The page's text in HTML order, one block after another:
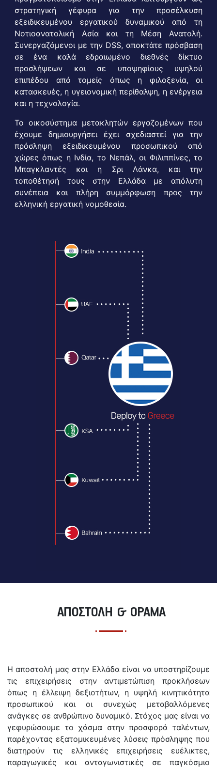
στρατηγική γέφυρα για την προσέλκυση
εξειδικευμένου εργατικού δυναμικού από τη
Νοτιοανατολική Ασία και τη Μέση Ανατολή.
Συνεργαζόμενοι με την DSS, αποκτάτε πρόσβαση
σε ένα καλά εδραιωμένο διεθνές δίκτυο
προσλήψεων και σε υποψηφίους υψηλού
επιπέδου από τομείς όπως η φιλοξενία, οι
κατασκευές, η υγειονομική περίθαλψη, η ενέργεια
και η τεχνολογία.
Το οικοσύστημα μετακλητών εργαζομένων που
έχουμε δημιουργήσει έχει σχεδιαστεί για την
πρόσληψη εξειδικευμένου προσωπικού από
χώρες όπως η Ινδία, το Νεπάλ, οι Φιλιππίνες, το
Μπαγκλαντές και η Σρι Λάνκα, και την
τοποθέτησή τους στην Ελλάδα με απόλυτη
συνέπεια και πλήρη συμμόρφωση προς την
ελληνική εργατική νομοθεσία.
ΑΠΟΣΤΟΛΗ & ΟΡΑΜΑ
Η αποστολή μας στην Ελλάδα είναι να υποστηρίζουμε
τις επιχειρήσεις στην αντιμετώπιση προκλήσεων
όπως η έλλειψη δεξιοτήτων, η υψηλή κινητικότητα
προσωπικού και οι συνεχώς μεταβαλλόμενες
ανάγκες σε ανθρώπινο δυναμικό. Στόχος μας είναι να
γεφυρώσουμε το χάσμα στην προσφορά ταλέντων,
παρέχοντας εξατομικευμένες λύσεις πρόσληψης που
διατηρούν τις ελληνικές επιχειρήσεις ευέλικτες,
παραγωγικές και ανταγωνιστικές σε παγκόσμιο